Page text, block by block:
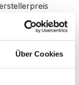
Über Cookies